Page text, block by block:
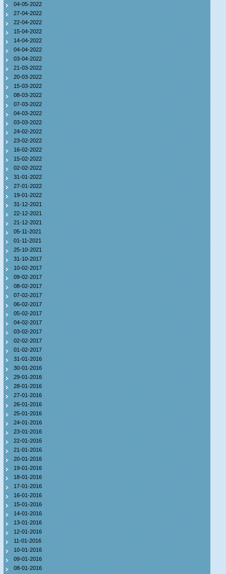
04-05-2022
27-04-2022
22-04-2022
15-04-2022
14-04-2022
04-04-2022
03-04-2022
21-03-2022
20-03-2022
15-03-2022
08-03-2022
07-03-2022
04-03-2022
03-03-2022
24-02-2022
23-02-2022
16-02-2022
15-02-2022
02-02-2022
31-01-2022
27-01-2022
19-01-2022
31-12-2021
22-12-2021
21-12-2021
05-11-2021
01-11-2021
25-10-2021
31-10-2017
10-02-2017
09-02-2017
08-02-2017
07-02-2017
06-02-2017
05-02-2017
04-02-2017
03-02-2017
02-02-2017
01-02-2017
31-01-2016
30-01-2016
29-01-2016
28-01-2016
27-01-2016
26-01-2016
25-01-2016
24-01-2016
23-01-2016
22-01-2016
21-01-2016
20-01-2016
19-01-2016
18-01-2016
17-01-2016
16-01-2016
15-01-2016
14-01-2016
13-01-2016
12-01-2016
11-01-2016
10-01-2016
09-01-2016
08-01-2016